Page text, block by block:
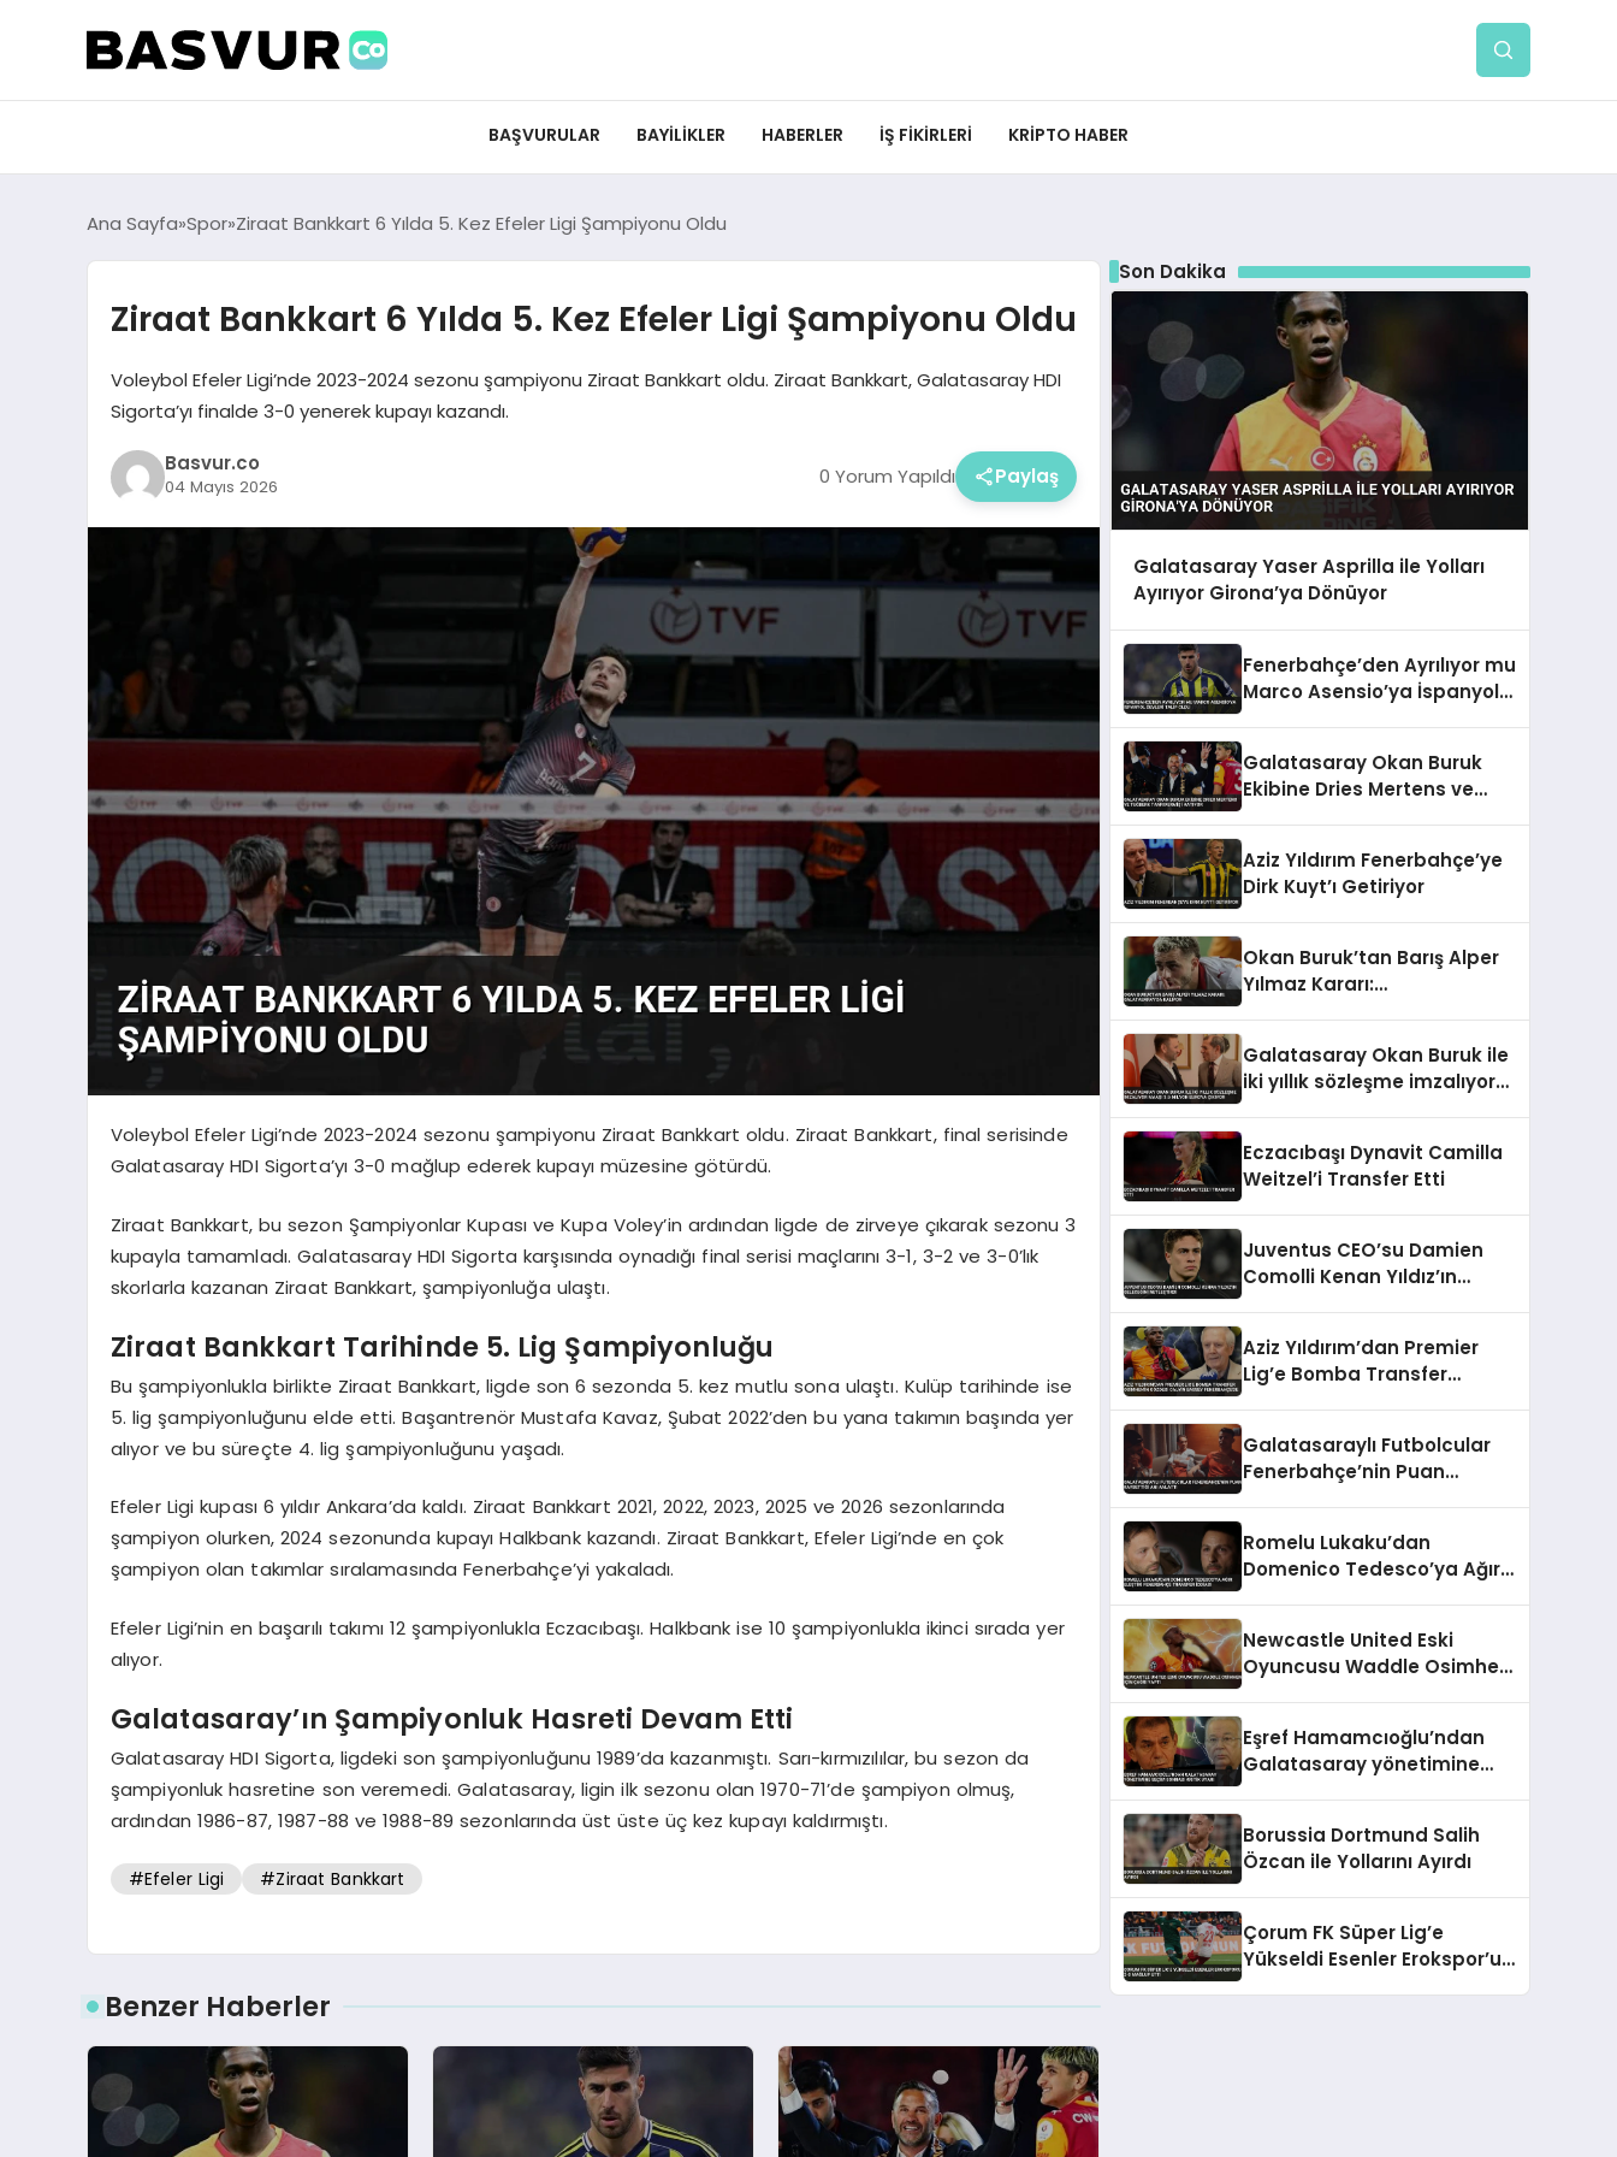
BAŞVURULAR BAYILIKLER HABERLER İŞ FIKIRLERI KRIPTO HABER
Ana Sayfa Spor Ziraat Bankkart 6 Yılda 5. Kez Efeler Ligi Şampiyonu Oldu
Ziraat Bankkart 6 Yılda 5. Kez Efeler Ligi Şampiyonu Oldu
Voleybol Efeler Ligi’nde 2023-2024 sezonu şampiyonu Ziraat Bankkart oldu. Ziraat Bankkart, Galatasaray HDI
Sigorta’yı finalde 3-0 yenerek kupayı kazandı.
Basvur.co
04 Mayıs 2026 0 Yorum Yapıldı Paylaş
Voleybol Efeler Ligi’nde 2023-2024 sezonu şampiyonu Ziraat Bankkart oldu. Ziraat Bankkart, final serisinde
Galatasaray HDI Sigorta’yı 3-0 mağlup ederek kupayı müzesine götürdü.
Ziraat Bankkart, bu sezon Şampiyonlar Kupası ve Kupa Voley’in ardından ligde de zirveye çıkarak sezonu 3
kupayla tamamladı. Galatasaray HDI Sigorta karşısında oynadığı final serisi maçlarını 3-1, 3-2 ve 3-0’lık
skorlarla kazanan Ziraat Bankkart, şampiyonluğa ulaştı.
Ziraat Bankkart Tarihinde 5. Lig Şampiyonluğu
Bu şampiyonlukla birlikte Ziraat Bankkart, ligde son 6 sezonda 5. kez mutlu sona ulaştı. Kulüp tarihinde ise
5. lig şampiyonluğunu elde etti. Başantrenör Mustafa Kavaz, Şubat 2022’den bu yana takımın başında yer
alıyor ve bu süreçte 4. lig şampiyonluğunu yaşadı.
Efeler Ligi kupası 6 yıldır Ankara’da kaldı. Ziraat Bankkart 2021, 2022, 2023, 2025 ve 2026 sezonlarında
şampiyon olurken, 2024 sezonunda kupayı Halkbank kazandı. Ziraat Bankkart, Efeler Ligi’nde en çok
şampiyon olan takımlar sıralamasında Fenerbahçe’yi yakaladı.
Efeler Ligi’nin en başarılı takımı 12 şampiyonlukla Eczacıbaşı. Halkbank ise 10 şampiyonlukla ikinci sırada yer
alıyor.
Galatasaray’ın Şampiyonluk Hasreti Devam Etti
Galatasaray HDI Sigorta, ligdeki son şampiyonluğunu 1989’da kazanmıştı. Sarı-kırmızılılar, bu sezon da
şampiyonluk hasretine son veremedi. Galatasaray, ligin ilk sezonu olan 1970-71’de şampiyon olmuş,
ardından 1986-87, 1987-88 ve 1988-89 sezonlarında üst üste üç kez kupayı kaldırmıştı.
#Efeler Ligi #Ziraat Bankkart
Benzer Haberler
Son Dakika
Galatasaray Yaser Asprilla ile Yolları
Ayırıyor Girona’ya Dönüyor
Fenerbahçe’den Ayrılıyor mu
Marco Asensio’ya İspanyol
Galatasaray Okan Buruk
Ekibine Dries Mertens ve
Aziz Yıldırım Fenerbahçe’ye
Dirk Kuyt’ı Getiriyor
Okan Buruk’tan Barış Alper
Yılmaz Kararı:
Galatasaray Okan Buruk ile
iki yıllık sözleşme imzalıyor
Eczacıbaşı Dynavit Camilla
Weitzel’i Transfer Etti
Juventus CEO’su Damien
Comolli Kenan Yıldız’ın
Aziz Yıldırım’dan Premier
Lig’e Bomba Transfer
Galatasaraylı Futbolcular
Fenerbahçe’nin Puan
Romelu Lukaku’dan
Domenico Tedesco’ya Ağır
Newcastle United Eski
Oyuncusu Waddle Osimhen
Eşref Hamamcıoğlu’ndan
Galatasaray yönetimine
Borussia Dortmund Salih
Özcan ile Yollarını Ayırdı
Çorum FK Süper Lig’e
Yükseldi Esenler Erokspor’u